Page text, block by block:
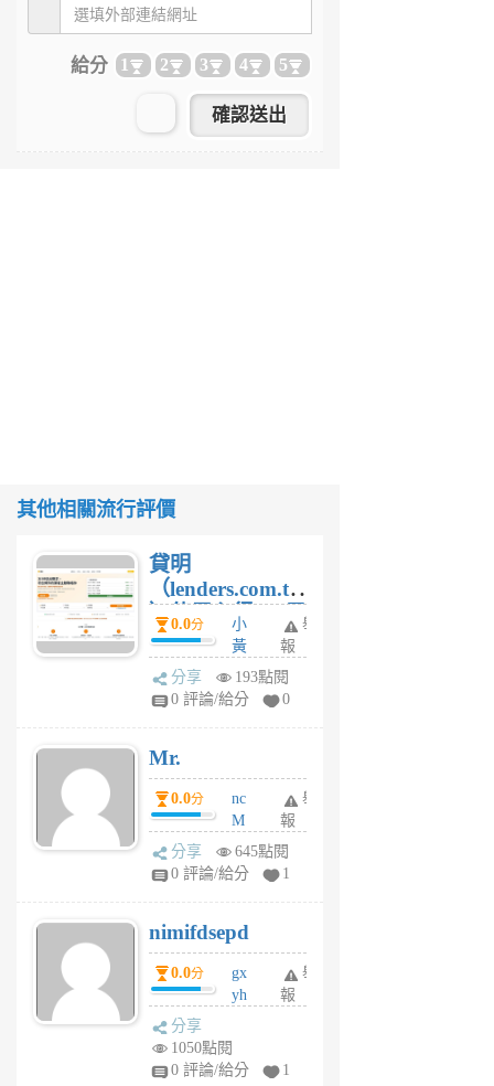
給分 1 2 3 4 5
其他相關流行評價
貸明
（lenders.com.tw
）使用心得 — 民
間貸款比較平台
體驗
0.0分
小
黃
蜂
1
舉
報
分享
193點閱
0 評論/給分
0
Mr.
0.0分
nc
M
U
F
U
5
個
月
舉
報
分享
645點閱
0 評論/給分
1
nimifdsepd
0.0分
gx
yh
jl
舉
報
分享
1050點閱
0 評論/給分
1